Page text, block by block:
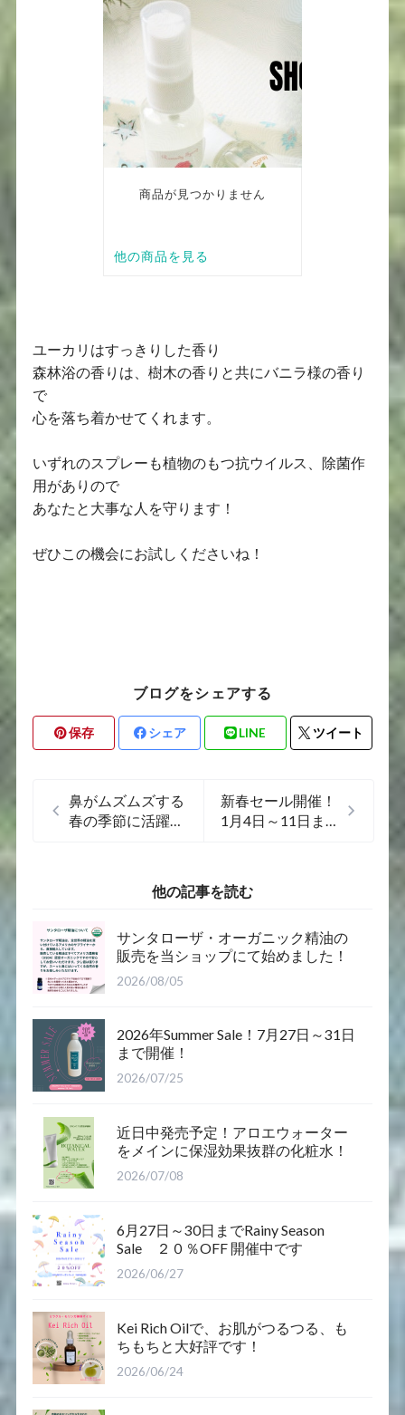
ユーカリはすっきりした香り
森林浴の香りは、樹木の香りと共にバニラ様の香り
で
心を落ち着かせてくれます。
いずれのスプレーも植物のもつ抗ウイルス、除菌作
用がありので
あなたと大事な人を守ります！
ぜひこの機会にお試しくださいね！
ブログをシェアする
保存 シェア LINE ツイート
鼻がムズムズする
春の季節に活躍！
新春セール開催！
1月4日～11日ま
他の記事を読む
サンタローザ・オーガニック精油の
販売を当ショップにて始めました！
2026/08/05
2026年Summer Sale！7月27日～31日
まで開催！
2026/07/25
近日中発売予定！アロエウォーター
をメインに保湿効果抜群の化粧水！
2026/07/08
6月27日～30日までRainy Season
Sale ２０％OFF 開催中です
2026/06/27
Kei Rich Oilで、お肌がつるつる、も
ちもちと大好評です！
2026/06/24